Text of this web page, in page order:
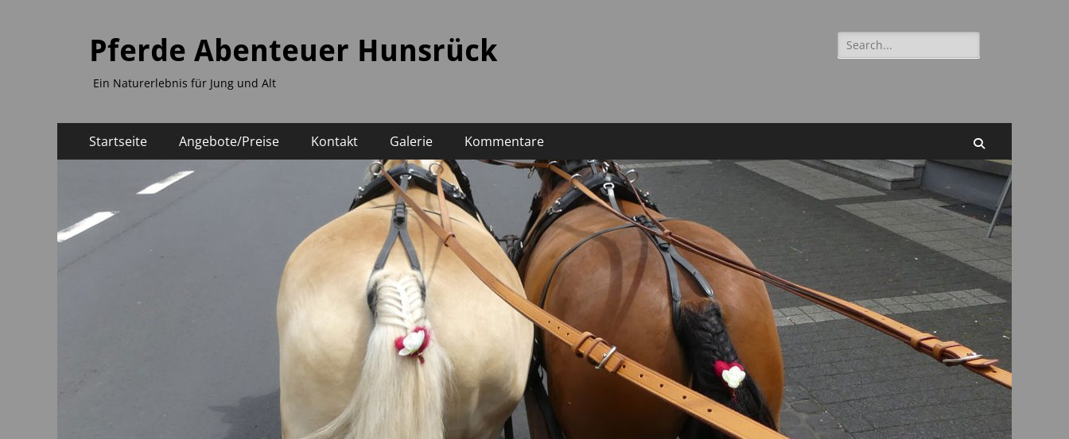
Pferde Abenteuer Hunsrück
Ein Naturerlebnis für Jung und Alt
Suchen
nach:
Primäres
Menü
Inhalt
Startseite Angebote/Preise Kontakt Galerie Kommentare